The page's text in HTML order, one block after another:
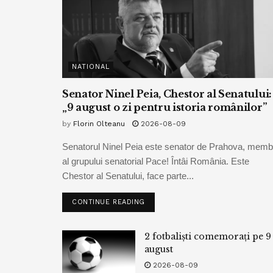
NATIONAL
Senator Ninel Peia, Chestor al Senatului:
„9 august o zi pentru istoria românilor”
by Florin Olteanu 2026-08-09
Senatorul Ninel Peia este senator de Prahova,
al grupului senatorial Pace! Întâi România. Este
Chestor al Senatului, face parte...
CONTINUE READING
2 fotbaliști comemorați pe 9
august
2026-08-09